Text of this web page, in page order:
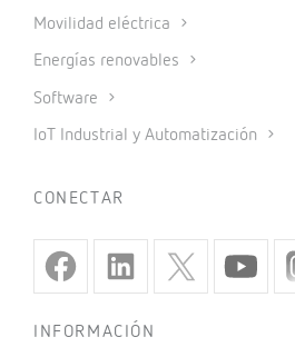
Movilidad eléctrica
Energías renovables
Software
IoT Industrial y Automatización
CONECTAR
INFORMACIÓN